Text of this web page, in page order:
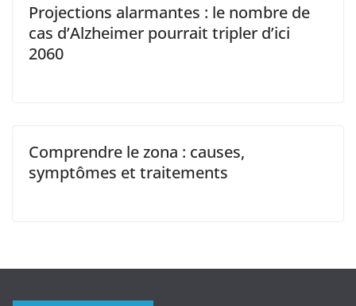
Projections alarmantes : le nombre de
cas d’Alzheimer pourrait tripler d’ici
2060
Comprendre le zona : causes,
symptômes et traitements